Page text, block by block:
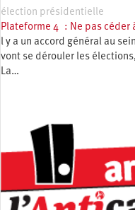
élection présidentielle
Plateforme 4 : Ne pas
l y a un accord général au
vont se dérouler les
La…